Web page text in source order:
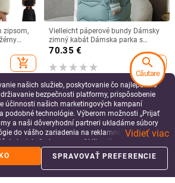
zipsom,
add_shopping_cart
Vielleicht páperové bundy Dámsky
zimný kabát Dámska parka s
kapucňou Teplá zimná bunda
Kabát Bavlnená prešívaná bunda
-3XL
70.35 €
add_shopping_cart
našich služieb, poskytovanie čo najlepšieho
bezpečnosti platformy, prispôsobenie
účinnosti našich marketingových kampaní
podobné technológie. Výberom možnosti „Prijať
my a naši dôveryhodní partneri ukladáme súbory
do vášho zariadenia na reklamné a analytické
kedykoľvek spravovať kliknutím na tlačidlo
informácií nájdete v našichZásady ochrany
Vidieť viac
SPRAVOVAŤ PREFERENCIE
search
Căutare